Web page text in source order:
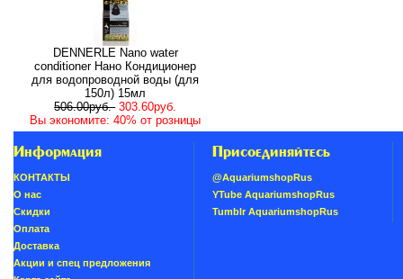
DENNERLE Nano water
conditioner Нано Кондиционер
для водопроводной воды (для
150л) 15мл
506.00руб. 303.60руб.
Вы экономите: 40% от розницы
Информация
КОНТАКТЫ
О нас
Скидки
Oплатa
Доставка
Акции и спец предложения
Присоединяйтесь
@AquariumshopRus
YTube AquariumshopRus
Tumblr AquariumshopRus